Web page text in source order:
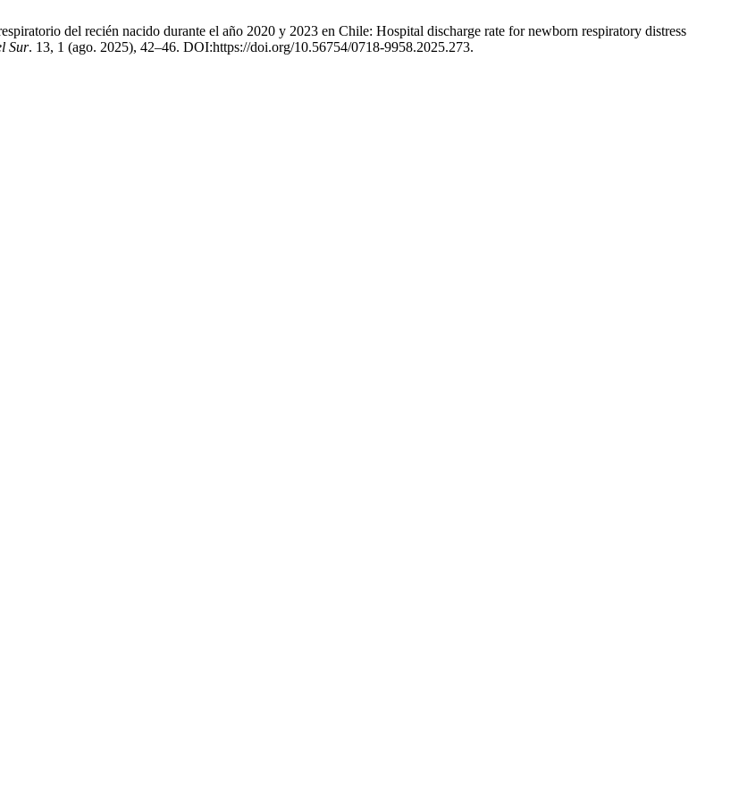
del recién nacido durante el año 2020 y 2023 en Chile: Hospital discharge rate for newborn respiratory distress
Sur. 13, 1 (ago. 2025), 42–46. DOI:https://doi.org/10.56754/0718-9958.2025.273.